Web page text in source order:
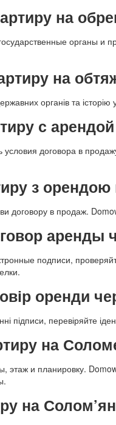
на
органы и
на
органів та
с
условия договора в
з орендою
договору в продаж.
аренды
подписи,
оренди
підписи, перевіряйте
на
этаж и планировку.
на